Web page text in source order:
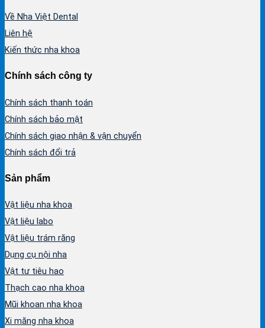
Về Nha Việt Dental
Liên hệ
Kiến thức nha khoa
Chính sách công ty
Chính sách thanh toán
Chính sách bảo mật
Chính sách giao nhận & vận chuyển
Chính sách đổi trả
Sản phẩm
Vật liệu nha khoa
Vật liệu labo
Vật liệu trám răng
Dụng cụ nội nha
Vật tư tiêu hao
Thạch cao nha khoa
Mũi khoan nha khoa
Xi măng nha khoa